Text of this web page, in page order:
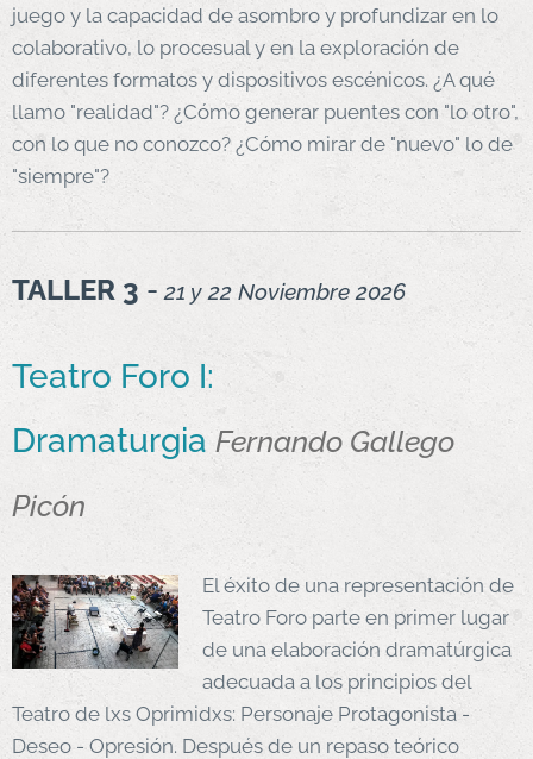
juego y la capacidad de asombro y profundizar en lo
colaborativo, lo procesual y en la exploración de
diferentes formatos y dispositivos escénicos. ¿A qué
llamo "realidad"? ¿Cómo generar puentes con "lo otro",
con lo que no conozco? ¿Cómo mirar de "nuevo" lo de
"siempre"?
TALLER 3 - 21 y 22 Noviembre 2026
Teatro Foro I:
DramaturgiaFernando Gallego
Picón
El éxito de una representación de
Teatro Foro parte en primer lugar
de una elaboración dramatúrgica
adecuada a los principios del
Teatro de lxs Oprimidxs: Personaje Protagonista -
Deseo - Opresión. Después de un repaso teórico